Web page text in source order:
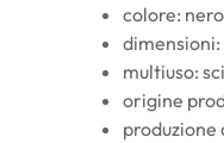
colore: nero
dimensioni:
multiuso:
origine
produzione